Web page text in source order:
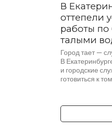
В
оттепели
работы по
талыми
Город тает —
В
и городские
готовиться к
может
города....